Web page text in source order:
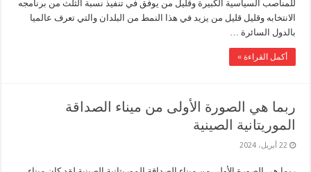
للمناصب السياسية الكبيرة وقليل من يوفق في تنفيذ نسبة الثلث من برنامجه
الانتخابه وقليل قليل من يزيد في هذا النمط من البلدان والتي تعرف عالميا
بالدول السائرة …
أكمل القراءة »
ربما هي الصورة الأولى من ميناء الصداقة
الموريتانية الصينية
22 أبريل، 2024